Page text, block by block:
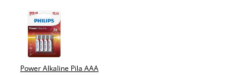
Power Alkaline Pila AAA